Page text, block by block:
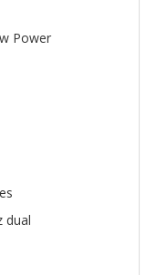
Power
dual